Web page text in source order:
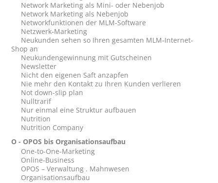
Network Marketing als Mini- oder Nebenjob
Network Marketing als Nebenjob
Networkfunktionen der MLM-Software
Netzwerk-Marketing
Neukunden sehen so Ihren gesamten MLM-Internet-
Shop an
Neukundengewinnung mit Gutscheinen
Newsletter
Nicht den eigenen Saft anzapfen
Nie mehr den Kontakt zu Ihren Kunden verlieren
Not down-slip plan
Nulltrarif
Nur einmal eine Struktur aufbauen
Nutrition
Nutrition Company
O - OPOS bis Organisationsaufbau
One-to-One-Marketing
Online-Business
OPOS – Verwaltung . Mahnwesen
Organisationsaufbau